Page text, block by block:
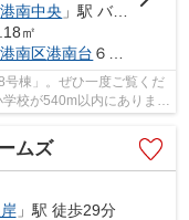
港南中央 」駅 バス30分 「榎戸（横浜市）」 停歩7分
㎡
南区港南台 ６丁目1-25
棟」。ぜひ一度ご覧くだ
校が540m以内にありま
ズ...
ムズ
」駅 徒歩29分